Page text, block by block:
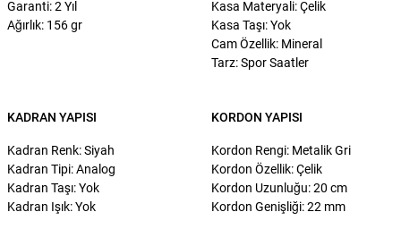
Garanti: 2 Yıl
Ağırlık: 156 gr
Kasa Materyali: Çelik
Kasa Taşı: Yok
Cam Özellik: Mineral
Tarz: Spor Saatler
KADRAN YAPISI
Kadran Renk: Siyah
Kadran Tipi: Analog
Kadran Taşı: Yok
Kadran Işık: Yok
KORDON YAPISI
Kordon Rengi: Metalik Gri
Kordon Özellik: Çelik
Kordon Uzunluğu: 20 cm
Kordon Genişliği: 22 mm